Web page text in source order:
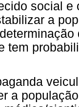
social e
a
tem
a